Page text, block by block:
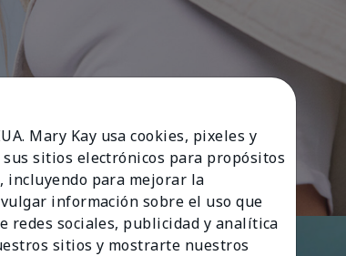
Mary Kay usa cookies, pixeles y
sitios electrónicos para propósitos
incluyendo para mejorar la
información sobre el uso que
redes sociales, publicidad y analítica
sitios y mostrarte nuestros